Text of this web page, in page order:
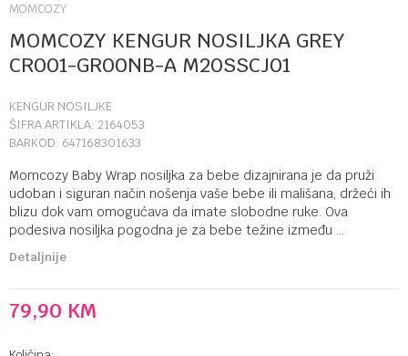
MOMCOZY
MOMCOZY KENGUR NOSILJKA GREY
CR001-GR00NB-A M20SSCJ01
KENGUR NOSILJKE
ŠIFRA ARTIKLA: 2164053
BARKOD: 647168301633
Momcozy Baby Wrap nosiljka za bebe dizajnirana je da pruži
udoban i siguran način nošenja vaše bebe ili mališana, držeći ih
blizu dok vam omogućava da imate slobodne ruke. Ova
podesiva nosiljka pogodna je za bebe težine između ...
Detaljnije
79,90 KM